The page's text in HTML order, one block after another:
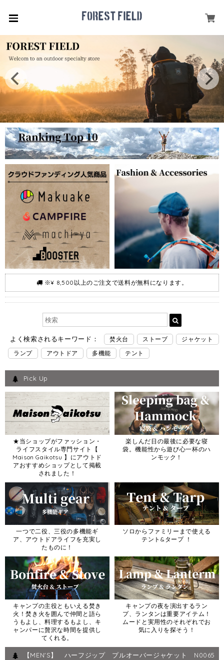
※¥ 8,500以上のご注文で送料が無料になります。
よく検索されるキーワード： 焚火台 ストーブ
ジャケット
ランプ
アウトドア 多機能 テント
Pick Up
★当ショップがファッション・
ライフスタイル専門サイト【
Maison Gaikotsu 】にアウトド
アおすすめショップとして掲載
されました！
楽しんだ日の最後に必要な寝
袋。機能性から遊び心一杯のハ
ンモック！
一つで二役、三役の多機能ギ
ア、アウトドアライフを充実し
たものに！
ソロからファミリーまで使える
テント&タープ ！
キャンプの主役ともいえる焚き
火！焚き火を囲んで仲間と語ら
うもよし、料理するもよし、キ
ャンパーに贅沢な時間を提供し
てくれる。
キャンプの夜を演出するラン
プ、ランタンは重要アイテム！
ムードと実用性のそれぞれでお
気に入りを探そう！
【MEN'S】 ハーフジップ プルオーバージャケット N0065